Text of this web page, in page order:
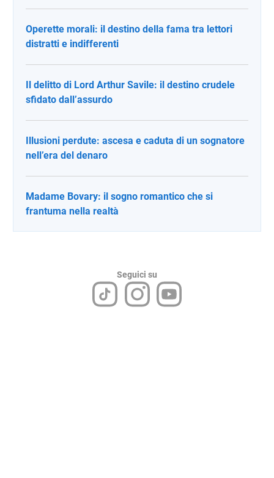
Operette morali: il destino della fama tra lettori
distratti e indifferenti
Il delitto di Lord Arthur Savile: il destino crudele
sfidato dall’assurdo
Illusioni perdute: ascesa e caduta di un sognatore
nell’era del denaro
Madame Bovary: il sogno romantico che si
frantuma nella realtà
Seguici su